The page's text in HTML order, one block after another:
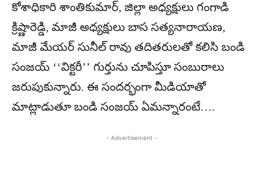
కోశాధికారి శాంతికుమార్, జిల్లా అధ్యక్షులు గంగాడి
క్రిష్ణారెడ్డి, మాజీ అధ్యక్షులు బాస సత్యనారాయణ,
మాజీ మేయర్ సునీల్ రావు తదితరులతో కలిసి బండి
సంజయ్ ‘‘విక్టరీ’’ గుర్తును చూపిస్తూ సంబురాలు
జరుపుకున్నారు. ఈ సందర్భంగా మీడియాతో
మాట్లాడుతూ బండి సంజయ్ ఏమన్నారంటే….
- Advertisement -